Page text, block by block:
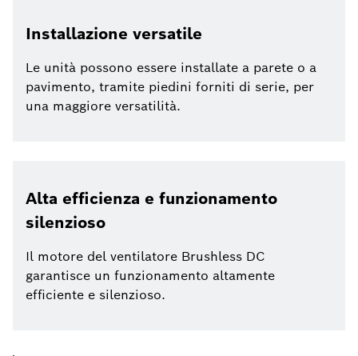
Installazione versatile
Le unità possono essere installate a parete o a
pavimento, tramite piedini forniti di serie, per
una maggiore versatilità.
Alta efficienza e funzionamento
silenzioso
Il motore del ventilatore Brushless DC
garantisce un funzionamento altamente
efficiente e silenzioso.